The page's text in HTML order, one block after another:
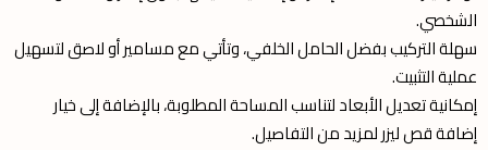
الشخصي.
سهلة التركيب بفضل الحامل الخلفي، وتأتي مع مسامير أو لاصق لتسهيل
عملية التثبيت.
إمكانية تعديل الأبعاد لتناسب المساحة المطلوبة، بالإضافة إلى خيار
إضافة قص ليزر لمزيد من التفاصيل.